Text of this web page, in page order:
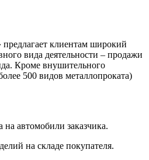
клиентам широкий
вида деятельности – продажи
Кроме внушительного
500 видов металлопроката)
на автомобили заказчика.
на складе покупателя.